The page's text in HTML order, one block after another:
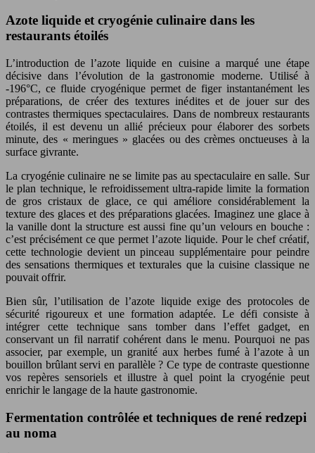
Azote liquide et cryogénie culinaire dans les
restaurants étoilés
L’introduction de l’azote liquide en cuisine a marqué une étape
décisive dans l’évolution de la gastronomie moderne. Utilisé à
-196°C, ce fluide cryogénique permet de figer instantanément les
préparations, de créer des textures inédites et de jouer sur des
contrastes thermiques spectaculaires. Dans de nombreux restaurants
étoilés, il est devenu un allié précieux pour élaborer des sorbets
minute, des « meringues » glacées ou des crèmes onctueuses à la
surface givrante.
La cryogénie culinaire ne se limite pas au spectaculaire en salle. Sur
le plan technique, le refroidissement ultra-rapide limite la formation
de gros cristaux de glace, ce qui améliore considérablement la
texture des glaces et des préparations glacées. Imaginez une glace à
la vanille dont la structure est aussi fine qu’un velours en bouche :
c’est précisément ce que permet l’azote liquide. Pour le chef créatif,
cette technologie devient un pinceau supplémentaire pour peindre
des sensations thermiques et texturales que la cuisine classique ne
pouvait offrir.
Bien sûr, l’utilisation de l’azote liquide exige des protocoles de
sécurité rigoureux et une formation adaptée. Le défi consiste à
intégrer cette technique sans tomber dans l’effet gadget, en
conservant un fil narratif cohérent dans le menu. Pourquoi ne pas
associer, par exemple, un granité aux herbes fumé à l’azote à un
bouillon brûlant servi en parallèle ? Ce type de contraste questionne
vos repères sensoriels et illustre à quel point la cryogénie peut
enrichir le langage de la haute gastronomie.
Fermentation contrôlée et techniques de rené redzepi
au noma